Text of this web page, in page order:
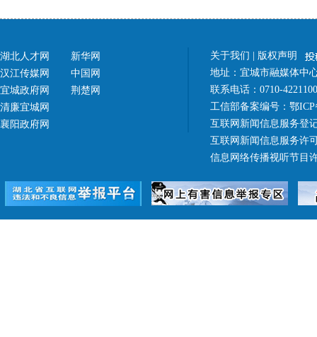
湖北人才网
汉江传媒网
宜城政府网
清廉宜城网
襄阳政府网
新华网
中国网
荆楚网
关于我们
版权声明
地址：宜城市融媒体中
联系电话：0710-
工信部备案编号： 鄂ICP
互联网新闻信息服务登
互联网新闻信息服务许
信息网络传播视听节目